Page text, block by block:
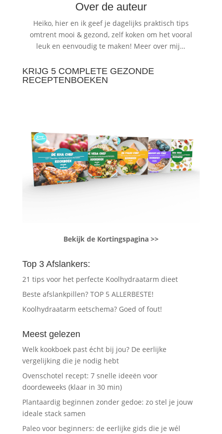
Over de auteur
Heiko, hier en ik geef je dagelijks praktisch tips
omtrent mooi & gezond, zelf koken om het vooral
leuk en eenvoudig te maken! Meer over mij…
KRIJG 5 COMPLETE GEZONDE
RECEPTENBOEKEN
Bekijk de Kortingspagina >>
Top 3 Afslankers:
21 tips voor het perfecte Koolhydraatarm dieet
Beste afslankpillen? TOP 5 ALLERBESTE!
Koolhydraatarm eetschema? Goed of fout!
Meest gelezen
Welk kookboek past écht bij jou? De eerlijke
vergelijking die je nodig hebt
Ovenschotel recept: 7 snelle ideeën voor
doordeweeks (klaar in 30 min)
Plantaardig beginnen zonder gedoe: zo stel je jouw
ideale stack samen
Paleo voor beginners: de eerlijke gids die je wél